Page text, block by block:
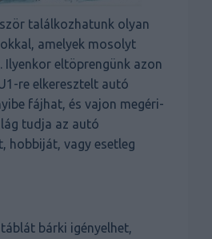
találkozhatunk olyan
amelyek mosolyt
Ilyenkor eltöprengünk azon
re elkeresztelt autó
fájhat, és vajon megéri-
tudja az autó
hobbiját, vagy esetleg
bárki igényelhet,